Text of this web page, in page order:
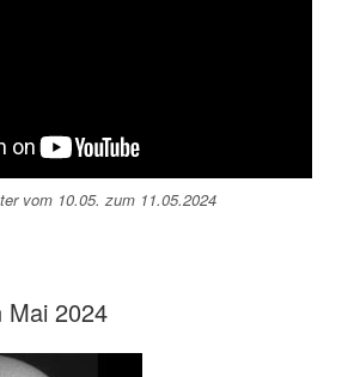
vom 10.05. zum 11.05.2024
Mai 2024